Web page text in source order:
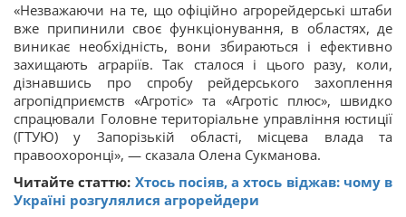
«Незважаючи на те, що офіційно агрорейдерські штаби
вже припинили своє функціонування, в областях, де
виникає необхідність, вони збираються і ефективно
захищають аграріїв. Так сталося і цього разу, коли,
дізнавшись про спробу рейдерського захоплення
агропідприємств «Агротіс» та «Агротіс плюс», швидко
спрацювали Головне територіальне управління юстиції
(ГТУЮ) у Запорізькій області, місцева влада та
правоохоронці», — сказала Олена Сукманова.
Читайте статтю: Хтось посіяв, а хтось віджав: чому в
Україні розгулялися агрорейдери